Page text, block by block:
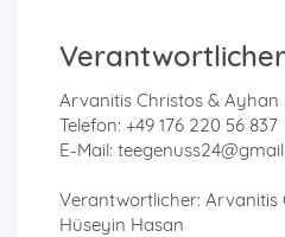
Verantwortlicher
Arvanitis Christos & Ayhan
Telefon: +49 176 220 56 837
E-Mail:
Verantwortlicher: Arvanitis
Hüseyin Hasan